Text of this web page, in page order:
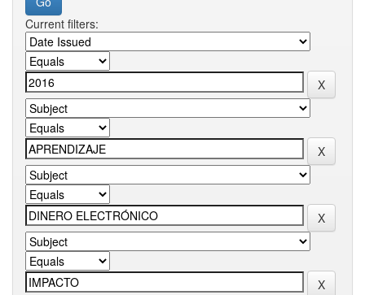
Current filters: